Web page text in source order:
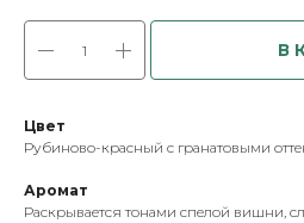
В
Цвет
Рубиново-красный с гранатовыми
Аромат
Раскрывается тонами спелой вишни,